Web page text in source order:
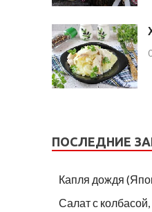
ПОСЛЕДНИЕ
Капля дождя
Салат с